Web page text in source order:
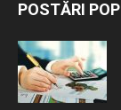
POSTĂRI